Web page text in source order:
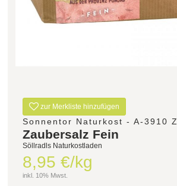
Filter zurücksetzen
zur Merkliste hinzufügen
Sonnentor Naturkost - A-3910 Z
Zaubersalz Fein
Söllradls Naturkostladen
8,95 €/kg
inkl. 10% Mwst.